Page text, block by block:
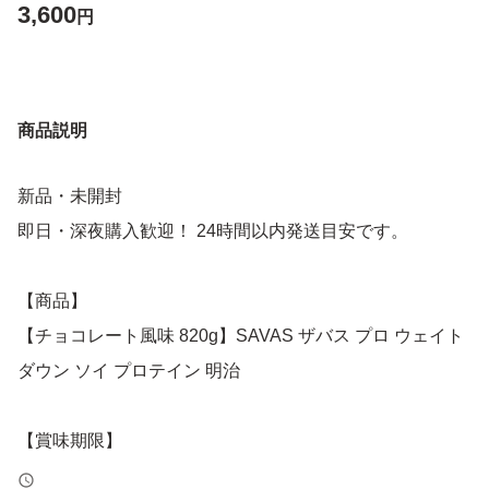
3,600円
商品説明
新品・未開封
即日・深夜購入歓迎！ 24時間以内発送目安です。
【商品】
【チョコレート風味 820g】SAVAS ザバス プロ ウェイト
ダウン ソイ プロテイン 明治
【賞味期限】
２０２７年６月